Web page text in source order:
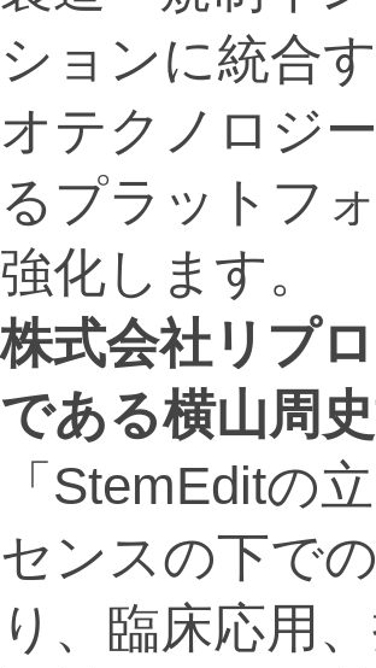
ションに統合
オテクノロジ
るプラットフ
強化します。
株式会社リプ
である横山周
「StemEditの
センスの下で
り、臨床応用